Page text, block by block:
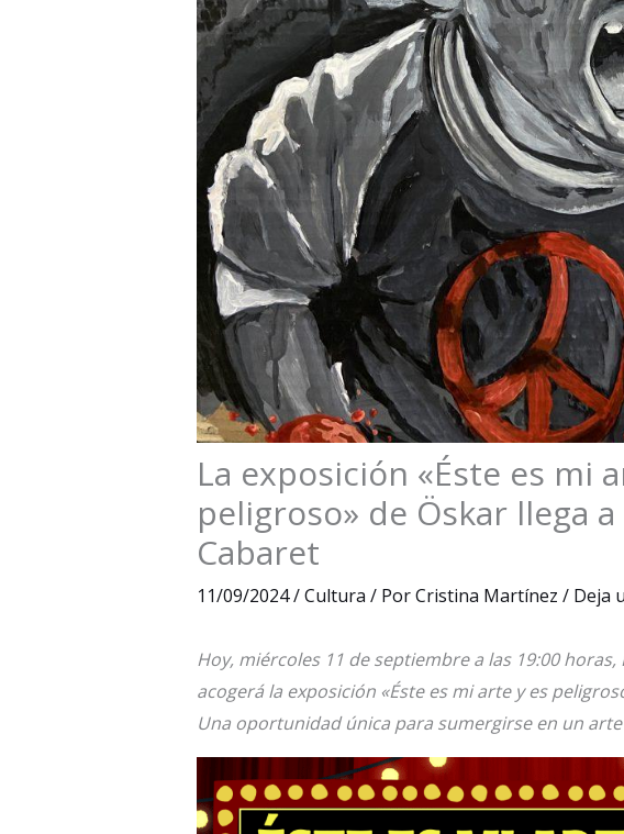
La exposición «Éste es mi
peligroso» de Öskar llega a
Cabaret
11/09/2024/Cultura / PorCristina Martínez / Deja
Hoy, miércoles 11 de septiembre a las 19:00 horas,
acogerá la exposición «Éste es mi arte y es
Una oportunidad única para sumergirse en un